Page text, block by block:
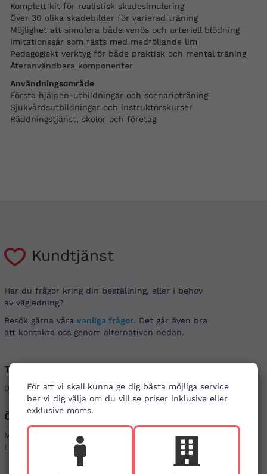
För att vi skall kunna ge dig bästa möjliga service
ber vi dig välja om du vill se priser inklusive eller
exklusive moms.
Komplett kit för realistisk skadesimulering
Över 30 olika skadebilder för varierad träning
Möjlighet att simulera både venös och arteriell blödning
Imitationssår som fästs med medföljande lim
Pedagogiskt verktyg för både praktisk och mental träning
Återanvändbara komponenter
Användningsområde
Första hjälpen-utbildningar och scenarioträning
Sjukvårdsutbildningar och instruktörskurser
Räddningstjänst, skolor och företag
Kundtjänst
Har du frågor kring din beställning, eller i behov
av vägledning?
Besök gärna våra vanliga frågor. Det går även bra
att kontakta oss genom alternativen nedan.
Telefon
08-121 464 90 info@firstaid.se
Öppettider
Mån - Fre 08-17
Lör & Sön - stängt